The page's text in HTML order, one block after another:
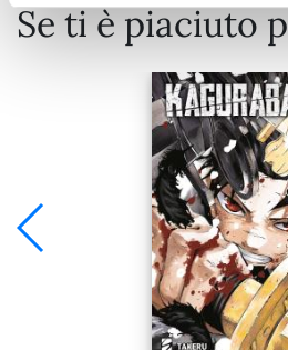
Se ti è piaciuto